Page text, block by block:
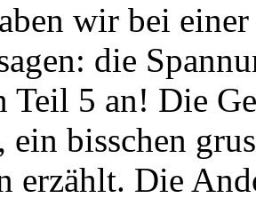
wir bei
die
Teil 5 an! Die
ein bisschen
erzählt. Die